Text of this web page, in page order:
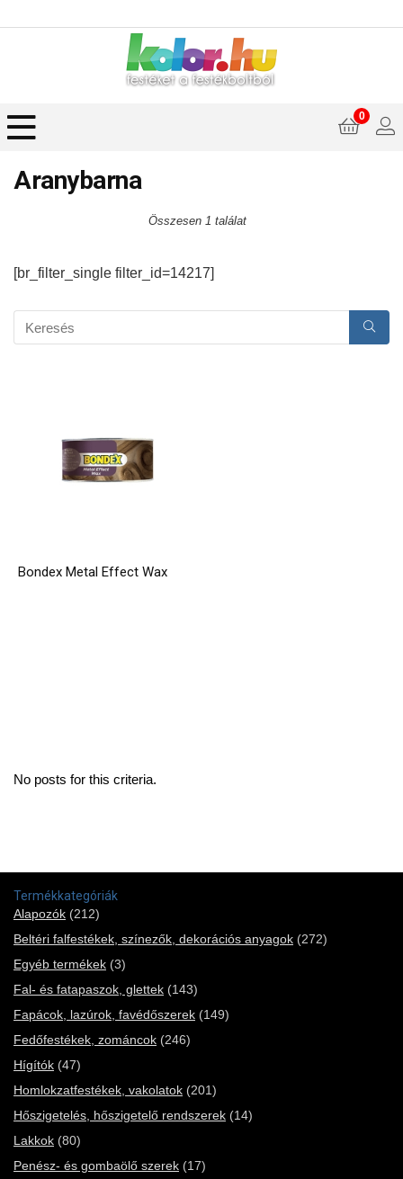
0
Aranybarna
Összesen 1 találat
[br_filter_single filter_id=14217]
Bondex Metal Effect Wax
No posts for this criteria.
Termékkategóriák
Alapozók (212)
Beltéri falfestékek, színezők, dekorációs anyagok (272)
Egyéb termékek (3)
Fal- és fatapaszok, glettek (143)
Fapácok, lazúrok, favédőszerek (149)
Fedőfestékek, zománcok (246)
Hígítók (47)
Homlokzatfestékek, vakolatok (201)
Hőszigetelés, hőszigetelő rendszerek (14)
Lakkok (80)
Penész- és gombaölő szerek (17)